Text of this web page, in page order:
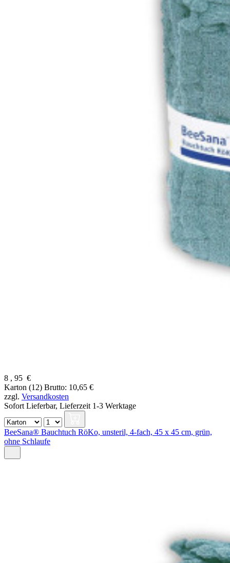
8 , 95 €
Karton (12) Brutto: 10,65 €
zzgl. Versandkosten
Sofort Lieferbar, Lieferzeit 1-3 Werktage
BeeSana® Bauchtuch RöKo, unsteril, 4-fach, 45 x 45 cm, grün,
ohne Schlaufe